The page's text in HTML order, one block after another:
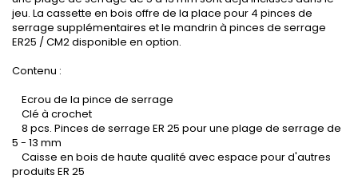
jeu. La cassette en bois offre de la place pour 4 pinces de
serrage supplémentaires et le mandrin à pinces de serrage
ER25 / CM2 disponible en option.
Contenu :
Ecrou de la pince de serrage
Clé à crochet
8 pcs. Pinces de serrage ER 25 pour une plage de serrage de
5 - 13 mm
Caisse en bois de haute qualité avec espace pour d'autres
produits ER 25